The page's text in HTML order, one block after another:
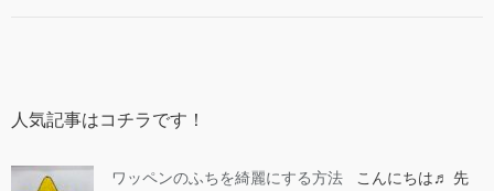
人気記事はコチラです！
ワッペンのふちを綺麗にする方法
こんにちは♬ 先